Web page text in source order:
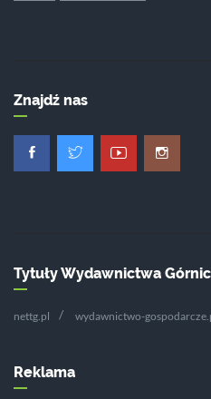
Znajdź nas
Tytuły Wydawnictwa
nettg.pl wydawnictwo-
Reklama